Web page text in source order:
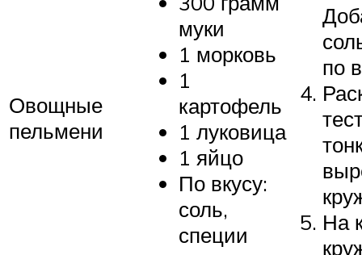
Овощные
пельмени
муки
1 морковь
1
картофель
1 луковица
1 яйцо
По вкусу:
соль,
специи
по
На